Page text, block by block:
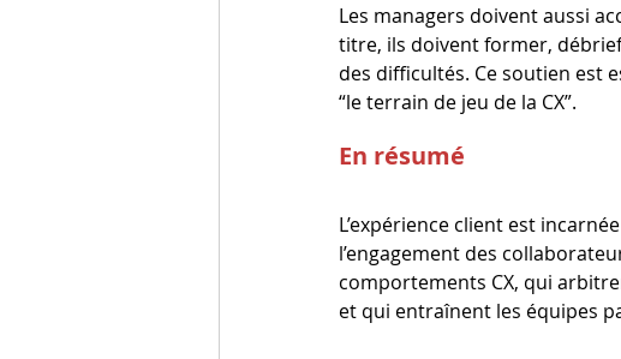
Les managers doivent aussi
titre, ils doivent former,
des difficultés. Ce soutien est
“le terrain de jeu de la CX”.
En résumé
L’expérience client est
l’engagement des
comportements CX, qui
et qui entraînent les équipes